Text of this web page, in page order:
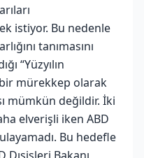
istiyor. Bu nedenle
tanımasını
“Yüzyılın
bir mürekkep olarak
mümkün değildir. İki
elverişli iken ABD
Bu hedefle